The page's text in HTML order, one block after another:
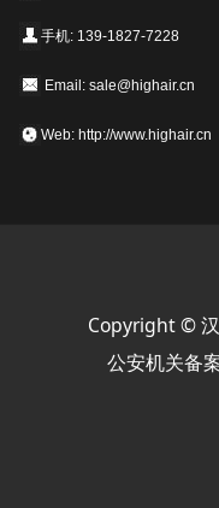
手机: 139-1827-7228
Email: sale@highair.cn
Web: http://www.highair.cn
Copyright ©
公安机关备